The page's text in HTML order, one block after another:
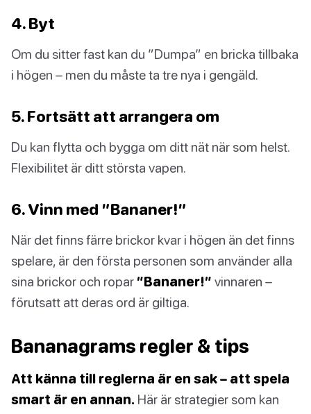
4. Byt
Om du sitter fast kan du ”Dumpa” en bricka tillbaka
i högen – men du måste ta tre nya i gengäld.
5. Fortsätt att arrangera om
Du kan flytta och bygga om ditt nät när som helst.
Flexibilitet är ditt största vapen.
6. Vinn med ”Bananer!”
När det finns färre brickor kvar i högen än det finns
spelare, är den första personen som använder alla
sina brickor och ropar ”Bananer!” vinnaren –
förutsatt att deras ord är giltiga.
Bananagrams regler & tips
Att känna till reglerna är en sak – att spela
smart är en annan. Här är strategier som kan